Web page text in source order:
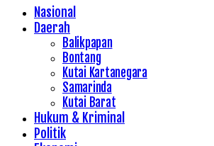
Nasional
Daerah
Balikpapan
Bontang
Kutai Kartanegara
Samarinda
Kutai Barat
Hukum & Kriminal
Politik